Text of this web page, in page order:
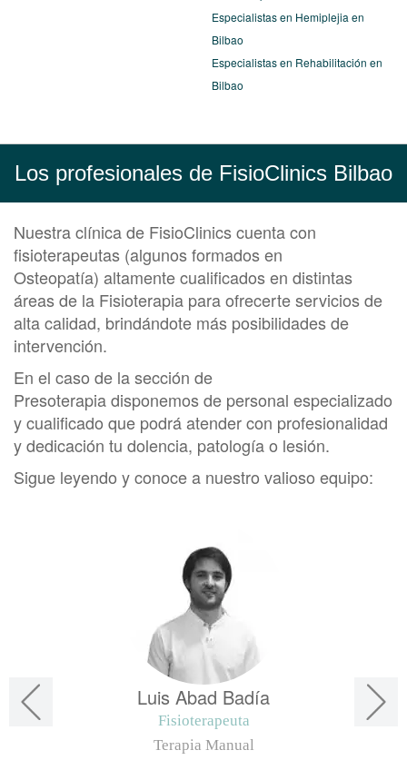
Especialistas en Hemiplejia en
Bilbao
Especialistas en Rehabilitación en
Bilbao
Los profesionales de FisioClinics Bilbao
Nuestra clínica de FisioClinics cuenta con
fisioterapeutas (algunos formados en
Osteopatía) altamente cualificados en distintas
áreas de la Fisioterapia para ofrecerte servicios de
alta calidad, brindándote más posibilidades de
intervención.
En el caso de la sección de
Presoterapia disponemos de personal especializado
y cualificado que podrá atender con profesionalidad
y dedicación tu dolencia, patología o lesión.
Sigue leyendo y conoce a nuestro valioso equipo:
Luis Abad Badía
Fisioterapeuta
Terapia Manual